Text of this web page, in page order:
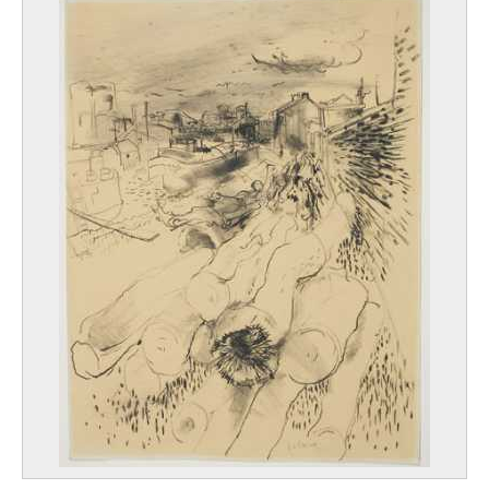
Lambrecht Constant
Roulers 1915 - 1993
Lambrechts C.
Lambrechts Jan Baptist
Anvers 1680 - ? après 1731
Lambrichs Edmond
Bruxelles 1830 - 1887
Lammens Jean-Baptiste
Gand 1818 - 1894
Lamorinière François
Anvers 1828 - 1911
Landry Abel [LOANed Artworks]
Limoges (France) 1871 - Paris (France) 1923
Landuyt Octave
Gand 1922 - Heusden / Destelbergen 2024